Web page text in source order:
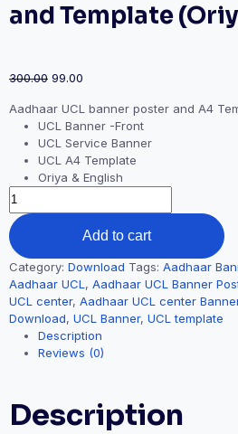
and Template
300.00 99.00
Aadhaar UCL banner poster and A4
UCL Banner -Front
UCL Service Banner
UCL A4 Template
Oriya & English
Add to cart
Category: Download Tags: Aadhaar
Aadhaar UCL , Aadhaar UCL Banner
UCL center, Aadhaar UCL center
Download, UCL Banner, UCL template
Description
Reviews (0)
Description